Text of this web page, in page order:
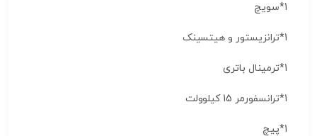
1*سویچ
1*ترانزیستور و هیتسینک
1*ترمینال باتری
1*ترانسفورمر 15 کیلوولت
1*پیچ